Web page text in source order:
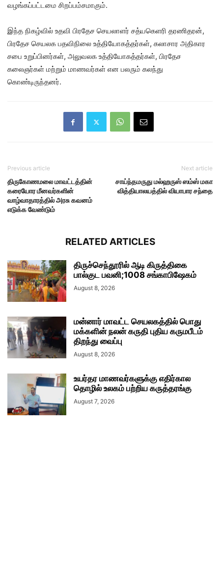
வழங்கப்பட்டமை சிறப்பம்சமாகும்.
இந்த நிகழ்வில் உதவி பிரதேச செயலாளர் சத்யகெளரி தரணிதரன்,
பிரதேச செயலக பதவிநிலை உத்தியோகத்தர்கள், கலாசார அதிகார
சபை உறுப்பினர்கள், அலுவலக உத்தியோகத்தர்கள், பிரதேச
கலைஞர்கள் மற்றும் மாணவர்கள் என பலரும் கலந்து
கொண்டிருந்தனர்.
Previous article
திருகோணமலை மாவட்டத்தின்
கரையோர மீனவர்களின்
வாழ்வாதாரத்தில் அரசு கவனம்
எடுக்க வேண்டும்
Next article
சாய்ந்தமருது மல்ஹருஸ் ஸம்ஸ் மகா
வித்தியாலயத்தில் வியாபார சந்தை
RELATED ARTICLES
திருச்செந்தூரில் ஆடி கிருத்திகை
பால்குட பவனி;1008 சங்காபிஷேகம்
August 8, 2026
மன்னார் மாவட்ட செயலகத்தில் பொது
மக்களின் நலன் கருதி புதிய கருமபீடம்
திறந்து வைப்பு
August 8, 2026
உயர்தர மாணவர்களுக்கு எதிர்கால
தொழில் உலகம் பற்றிய கருத்தரங்கு
August 7, 2026